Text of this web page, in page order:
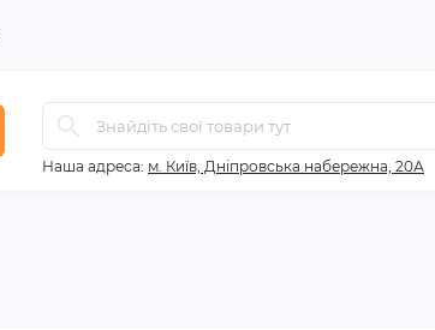
Наша адреса: м. Київ, Дніпровська набережна, 20А